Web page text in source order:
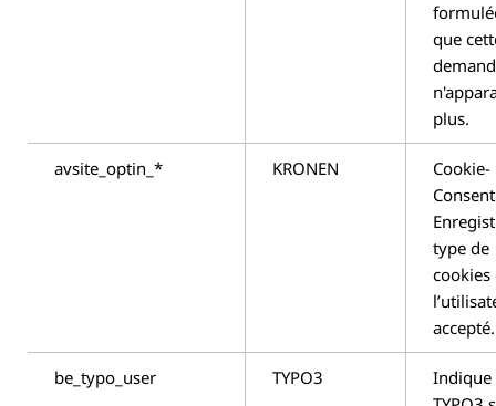
que
plus.
avsite_optin_* KRONEN
Cookie-
type de
cookies
accepté.
be_typo_user TYPO3
Indique